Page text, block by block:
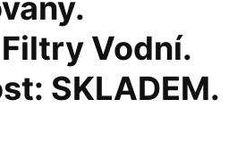
Vodní.
SKLADEM.